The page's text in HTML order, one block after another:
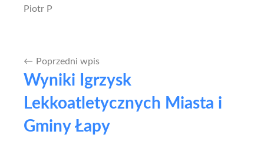
Piotr P
Nawigacja
wpisu
Poprzedni wpis
Wyniki Igrzysk
Lekkoatletycznych Miasta i
Gminy Łapy